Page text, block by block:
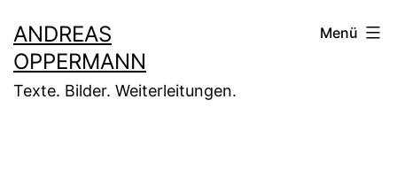
Inhalt
springen
ANDREAS
OPPERMANN
Texte. Bilder. Weiterleitungen.
Menü